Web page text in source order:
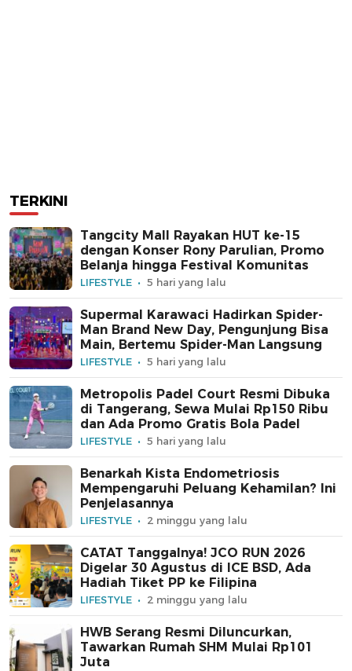
TERKINI
Tangcity Mall Rayakan HUT ke-15
dengan Konser Rony Parulian, Promo
Belanja hingga Festival Komunitas
LIFESTYLE 5 hari yang lalu
Supermal Karawaci Hadirkan Spider-
Man Brand New Day, Pengunjung Bisa
Main, Bertemu Spider-Man Langsung
LIFESTYLE 5 hari yang lalu
Metropolis Padel Court Resmi Dibuka
di Tangerang, Sewa Mulai Rp150 Ribu
dan Ada Promo Gratis Bola Padel
LIFESTYLE 5 hari yang lalu
Benarkah Kista Endometriosis
Mempengaruhi Peluang Kehamilan? Ini
Penjelasannya
LIFESTYLE 2 minggu yang lalu
CATAT Tanggalnya! JCO RUN 2026
Digelar 30 Agustus di ICE BSD, Ada
Hadiah Tiket PP ke Filipina
LIFESTYLE 2 minggu yang lalu
HWB Serang Resmi Diluncurkan,
Tawarkan Rumah SHM Mulai Rp101
Juta